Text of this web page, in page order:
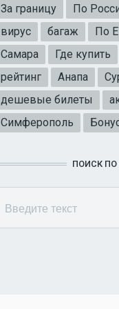
За границу По
вирус
багаж По
Самара
Где купить
рейтинг
Анапа
дешевые билеты
Симферополь
ПОИСК